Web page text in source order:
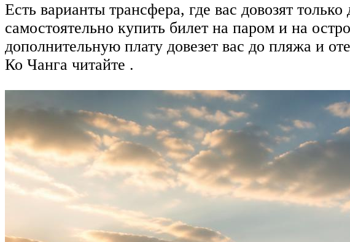
Есть варианты трансфера, где вас довозят
самостоятельно купить билет на паром и на
дополнительную плату довезет вас до пляжа и
Ко Чанга читайте .